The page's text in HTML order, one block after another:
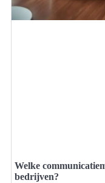
Welke
bedrijven?